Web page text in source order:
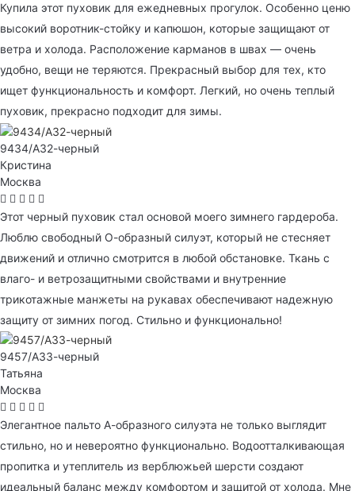
Купила этот пуховик для ежедневных прогулок. Особенно ценю
высокий воротник-стойку и капюшон, которые защищают от
ветра и холода. Расположение карманов в швах — очень
удобно, вещи не теряются. Прекрасный выбор для тех, кто
ищет функциональность и комфорт. Легкий, но очень теплый
пуховик, прекрасно подходит для зимы.
9434/А32-черный
Кристина
Москва
Этот черный пуховик стал основой моего зимнего гардероба.
Люблю свободный О-образный силуэт, который не стесняет
движений и отлично смотрится в любой обстановке. Ткань с
влаго- и ветрозащитными свойствами и внутренние
трикотажные манжеты на рукавах обеспечивают надежную
защиту от зимних погод. Стильно и функционально!
9457/А33-черный
Татьяна
Москва
Элегантное пальто А-образного силуэта не только выглядит
стильно, но и невероятно функционально. Водоотталкивающая
пропитка и утеплитель из верблюжьей шерсти создают
идеальный баланс между комфортом и защитой от холода. Мне